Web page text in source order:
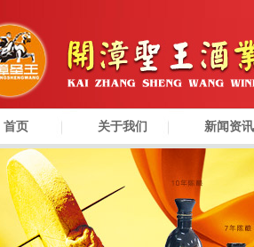
首页 关于我们 新闻资讯